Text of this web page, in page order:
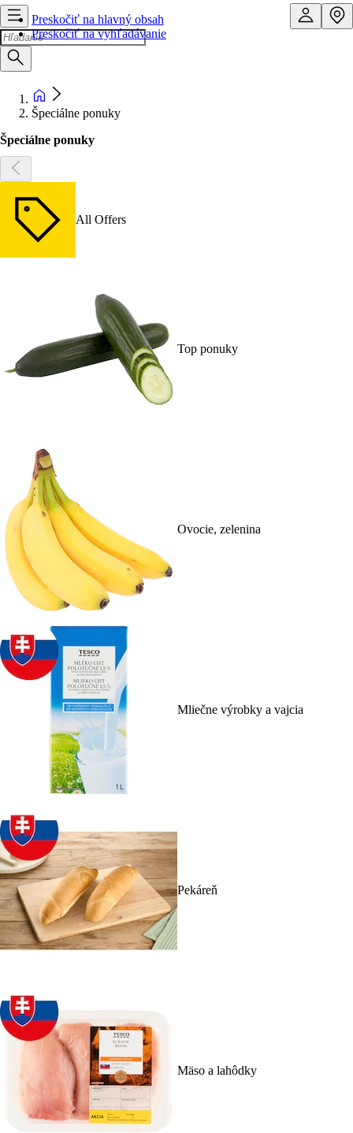
Preskočiť na hlavný obsah
Preskočiť na vyhľadávanie
Špeciálne ponuky
Špeciálne ponuky
All Offers
Top ponuky
Ovocie, zelenina
Mliečne výrobky a vajcia
Pekáreň
Mäso a lahôdky